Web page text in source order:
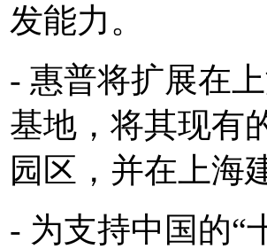
发能力。
- 惠普将扩展在
基地，将其现有
园区，并在上海
- 为支持中国的“